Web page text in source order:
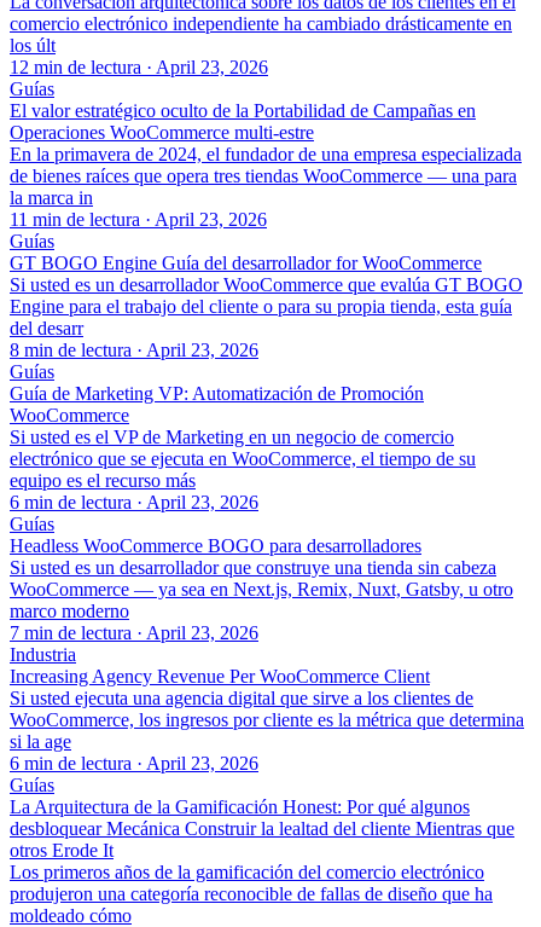
comercio electrónico independiente ha cambiado drásticamente en
los últ
12 min de lectura · April 23, 2026
Guías
El valor estratégico oculto de la Portabilidad de Campañas en
Operaciones WooCommerce multi-estre
En la primavera de 2024, el fundador de una empresa especializada
de bienes raíces que opera tres tiendas WooCommerce — una para
la marca in
11 min de lectura · April 23, 2026
Guías
GT BOGO Engine Guía del desarrollador for WooCommerce
Si usted es un desarrollador WooCommerce que evalúa GT BOGO
Engine para el trabajo del cliente o para su propia tienda, esta guía
del desarr
8 min de lectura · April 23, 2026
Guías
Guía de Marketing VP: Automatización de Promoción
WooCommerce
Si usted es el VP de Marketing en un negocio de comercio
electrónico que se ejecuta en WooCommerce, el tiempo de su
equipo es el recurso más
6 min de lectura · April 23, 2026
Guías
Headless WooCommerce BOGO para desarrolladores
Si usted es un desarrollador que construye una tienda sin cabeza
WooCommerce — ya sea en Next.js, Remix, Nuxt, Gatsby, u otro
marco moderno
7 min de lectura · April 23, 2026
Industria
Increasing Agency Revenue Per WooCommerce Client
Si usted ejecuta una agencia digital que sirve a los clientes de
WooCommerce, los ingresos por cliente es la métrica que determina
si la age
6 min de lectura · April 23, 2026
Guías
La Arquitectura de la Gamificación Honest: Por qué algunos
desbloquear Mecánica Construir la lealtad del cliente Mientras que
otros Erode It
Los primeros años de la gamificación del comercio electrónico
produjeron una categoría reconocible de fallas de diseño que ha
moldeado cómo